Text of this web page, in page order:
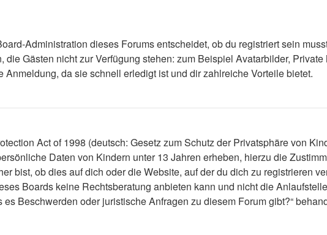
Administration dieses Forums entscheidet, ob du registriert sein
Gästen nicht zur Verfügung stehen: zum Beispiel Avatarbilder,
da sie schnell erledigt ist und dir zahlreiche Vorteile bietet.
Act of 1998 (deutsch: Gesetz zum Schutz der Privatsphäre von
Daten von Kindern unter 13 Jahren erheben, hierzu die
bist, ob dies auf dich oder die Website, auf der du dich zu registrieren
Boards keine Rechtsberatung anbieten kann und nicht die
Beschwerden oder juristische Anfragen zu diesem Forum gibt?“